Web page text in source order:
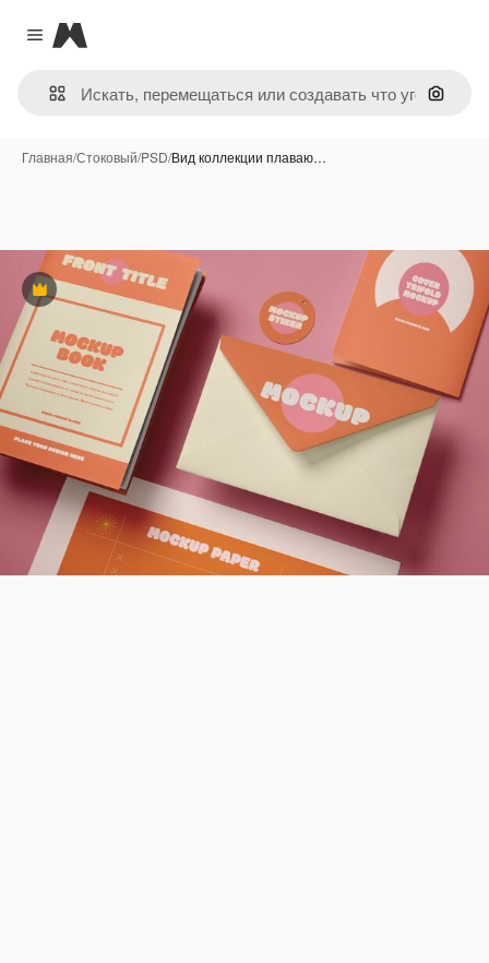
Close menu
Magnific
Поиск
Главная/Стоковый/PSD/Вид коллекции плаваю…
Премиум